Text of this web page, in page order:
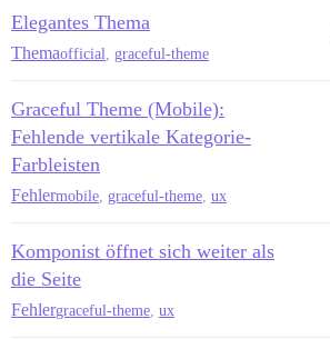
Elegantes Thema
Themaofficial graceful-theme
Graceful Theme (Mobile):
Fehlende vertikale Kategorie-
Farbleisten
Fehlermobile graceful-theme ux
Komponist öffnet sich weiter als
die Seite
Fehlergraceful-theme ux